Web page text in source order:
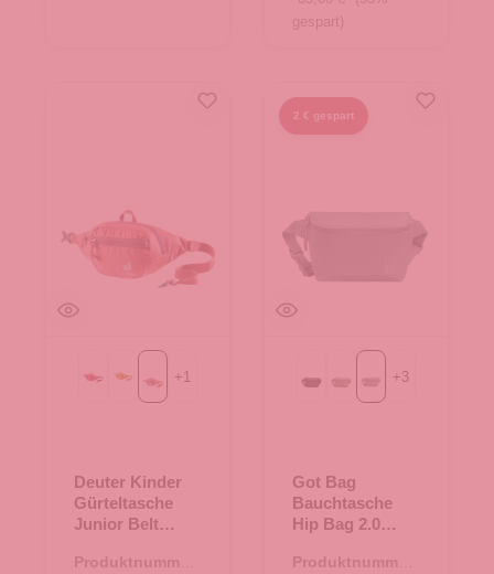
gespart)
Cherryambercurrant
+ 1
Deuter Kinder
Gürteltasche
Junior Belt
Produktnummer:
2 € gespart
Blackbassmarlin
+3
Got Bag
Bauchtasche
Hip Bag 2.0
Produktnummer: